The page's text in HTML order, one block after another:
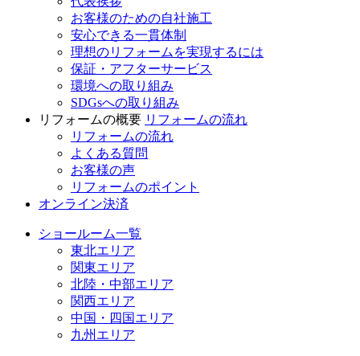
お客様のための自社施工
安心できる一貫体制
理想のリフォームを実現するには
保証・アフターサービス
環境への取り組み
SDGsへの取り組み
リフォームの概要 リフォームの流れ
リフォームの流れ
よくある質問
お客様の声
リフォームのポイント
オンライン決済
ショールーム一覧
東北エリア
関東エリア
北陸・中部エリア
関西エリア
中国・四国エリア
九州エリア